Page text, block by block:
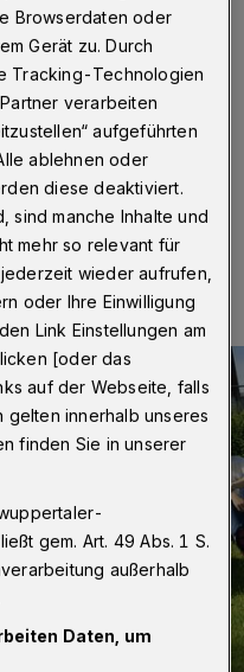
am
Kothen wurde dort
Grundierung
Rasch war das die
besonderen Art ins
Lesezeit
Browserdaten oder
Gerät zu. Durch
Tracking-Technologien
verarbeiten
aufgeführten
ablehnen oder
diese deaktiviert.
sind manche Inhalte und
mehr so relevant für
wieder aufrufen,
oder Ihre Einwilligung
Link Einstellungen am
[oder das
auf der Webseite, falls
gelten innerhalb unseres
finden Sie in unserer
gem. Art. 49 Abs. 1 S.
außerhalb
Daten, um